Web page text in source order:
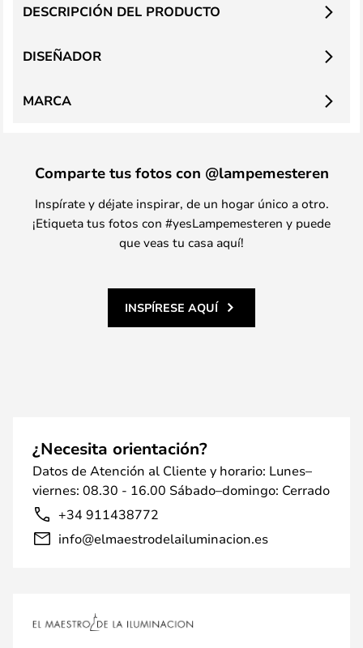
DESCRIPCIÓN DEL PRODUCTO
DISEÑADOR
MARCA
Comparte tus fotos con @lampemesteren
Inspírate y déjate inspirar, de un hogar único a otro.
¡Etiqueta tus fotos con #yesLampemesteren y puede
que veas tu casa aquí!
INSPÍRESE AQUÍ
¿Necesita orientación?
Datos de Atención al Cliente y horario: Lunes–
viernes: 08.30 - 16.00 Sábado–domingo: Cerrado
+34 911438772
info@elmaestrodelailuminacion.es